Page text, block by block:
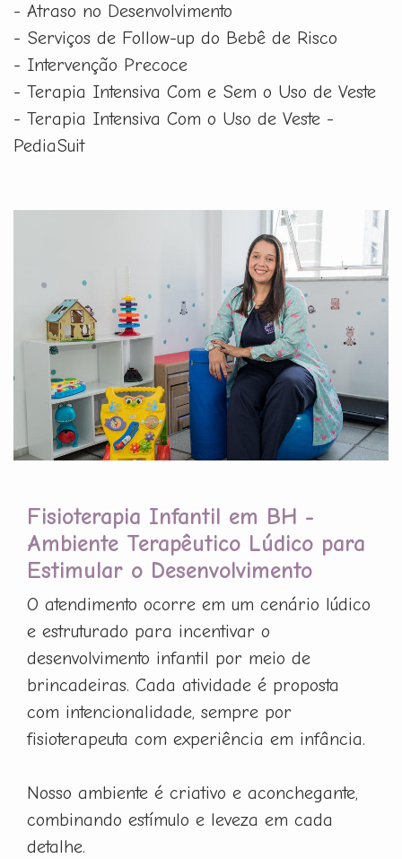
- Atraso no Desenvolvimento
- Serviços de Follow-up do Bebê de Risco
- Intervenção Precoce
- Terapia Intensiva Com e Sem o Uso de Veste
- Terapia Intensiva Com o Uso de Veste -
PediaSuit
Fisioterapia Infantil em BH -
Ambiente Terapêutico Lúdico para
Estimular o Desenvolvimento
O atendimento ocorre em um cenário lúdico
e estruturado para incentivar o
desenvolvimento infantil por meio de
brincadeiras. Cada atividade é proposta
com intencionalidade, sempre por
fisioterapeuta com experiência em infância.
Nosso ambiente é criativo e aconchegante,
combinando estímulo e leveza em cada
detalhe.